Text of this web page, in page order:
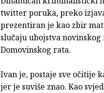
twitter poruka, preko
prezentiran je kao zbir
slučaju ubojstva
Domovinskog rata.
Ivan je, postaje sve očitije
jer je suviše znao. Kao